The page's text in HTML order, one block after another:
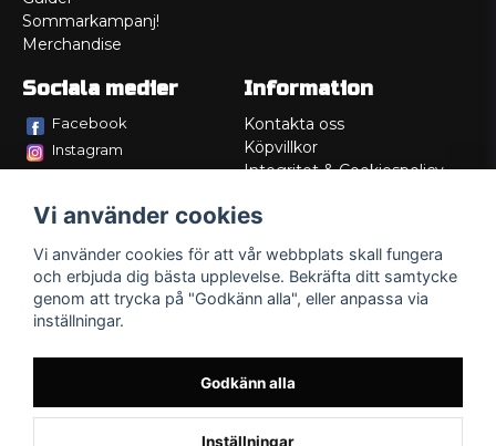
Sommarkampanj!
Merchandise
Sociala medier
Facebook
Instagram
Information
Kontakta oss
Köpvillkor
Integritet & Cookiespolicy
Service/Garanti
Lådritning
Om oss
Vi använder cookies
Vi använder cookies för att vår webbplats skall fungera
och erbjuda dig bästa upplevelse. Bekräfta ditt samtycke
genom att trycka på "Godkänn alla", eller anpassa via
inställningar.
Godkänn alla
Inställningar